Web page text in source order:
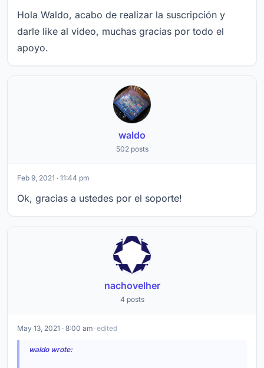
Hola Waldo, acabo de realizar la suscripción y
darle like al video, muchas gracias por todo el
apoyo.
waldo
502 posts
Feb 9, 2021 · 11:44 pm
Ok, gracias a ustedes por el soporte!
nachovelher
4 posts
May 13, 2021 · 8:00 am· edited
waldo wrote: